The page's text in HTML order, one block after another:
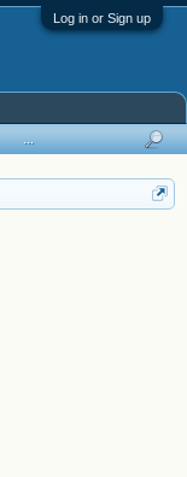
Log in or Sign up